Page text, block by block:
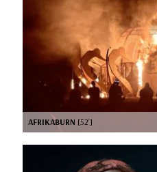
AFRIKABURN [52’]